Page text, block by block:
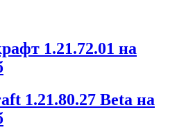
1.21.72.01 на
1.21.80.27 Beta на